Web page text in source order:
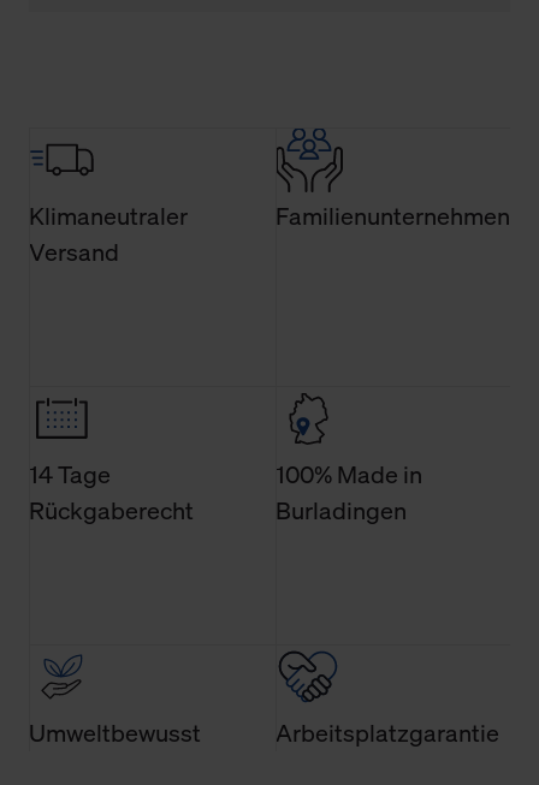
Klimaneutraler
Versand
Familienunternehmen
14 Tage
Rückgaberecht
100% Made in
Burladingen
Umweltbewusst Arbeitsplatzgarantie